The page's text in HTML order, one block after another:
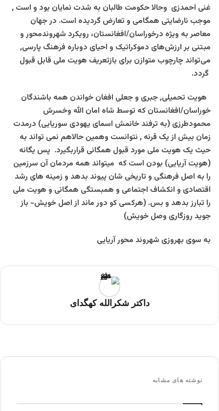
غنی احمدزی وحالا حکومت طالبان به شدت نمایان بود و است ,
موجب نارضایتی همگامی و تعارض گردیده است. در جهان
معاصر به ویژه درخوراسان/افغانستان، رویکرد شهروند‌محور و
مبتنی بر ارزش‌های دموکراتیک و احیای دوباره فرهنگ پارسی,
می‌تواند چارچوب متوازن برای بازتعریف هویت ملی قابل قبول
گردد.
هویت تحمیلی, جبری و جعلی افغان خواندن همه باشندگان
خوراسان/افغانستان که توسط شاه امان الله وخسرش
محمودطرزی (به ترفند خانمش اسمای یهودی سوریایی) درمدت
زمان بیش از یک قرنه , نتوانست وهمین حالاهم نمی تواند به
حیث یک هویت ملی مورد قبول همگانی قراربگیرد. پس یگانه
(هویت آریایی) بودن است که میتواند همه مردمان آن سرزمین
را به اصل فرهنگی و تاریخی شان پیوند بدهد و زمینه های رشد
اقتصادی و انکشاف اجتماعی و همبستگی همگانی و هویت ملی
را تبارز بدهد و بس. (هرکسی کو دور ماند از اصل خویش- باز
جوید روزگاری وصل خویش)
به سوی بهروزی شهروند محور آریایی
داکتر شکرالله کهگدای
نوشته های مشابه